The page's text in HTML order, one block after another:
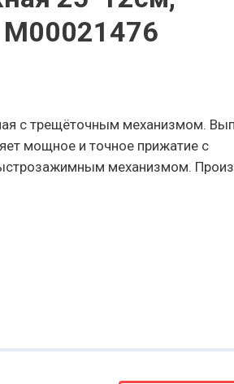
3ARM МАНИПУЛЯТОР М5
3ARM СЕРИЯ 6
Инструментальные головки
с трещёточным механизмом.
мощное и точное прижатие с
механизмом.